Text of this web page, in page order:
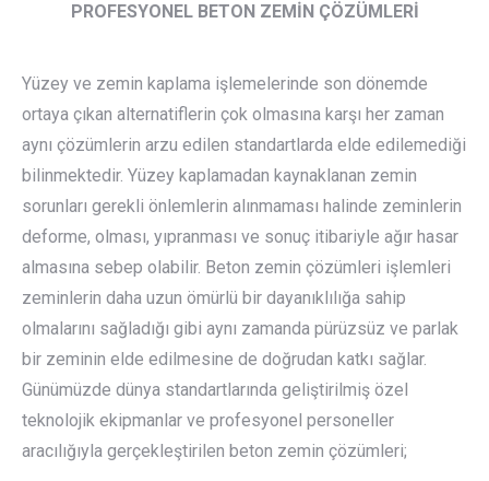
PROFESYONEL BETON ZEMİN ÇÖZÜMLERİ
Yüzey ve zemin kaplama işlemelerinde son dönemde
ortaya çıkan alternatiflerin çok olmasına karşı her zaman
aynı çözümlerin arzu edilen standartlarda elde edilemediği
bilinmektedir. Yüzey kaplamadan kaynaklanan zemin
sorunları gerekli önlemlerin alınmaması halinde zeminlerin
deforme, olması, yıpranması ve sonuç itibariyle ağır hasar
almasına sebep olabilir. Beton zemin çözümleri işlemleri
zeminlerin daha uzun ömürlü bir dayanıklılığa sahip
olmalarını sağladığı gibi aynı zamanda pürüzsüz ve parlak
bir zeminin elde edilmesine de doğrudan katkı sağlar.
Günümüzde dünya standartlarında geliştirilmiş özel
teknolojik ekipmanlar ve profesyonel personeller
aracılığıyla gerçekleştirilen beton zemin çözümleri;